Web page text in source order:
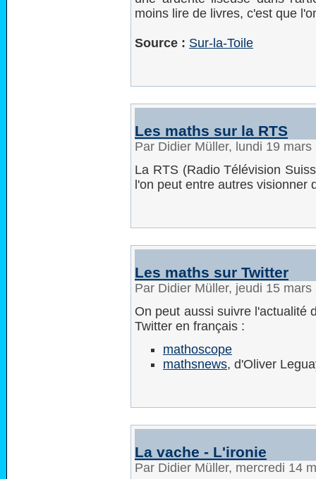
moins lire de livres, c'est que
Source : Sur-la-Toile
Les maths sur la RTS
Par Didier Müller, lundi 19
La RTS (Radio Télévision
l'on peut entre autres visionner
Les maths sur Twitter
Par Didier Müller, jeudi 15
On peut aussi suivre l'actualité
Twitter en français :
mathoscope
mathsnews, d'Oliver
La vache - L'ironie
Par Didier Müller, mercredi 14